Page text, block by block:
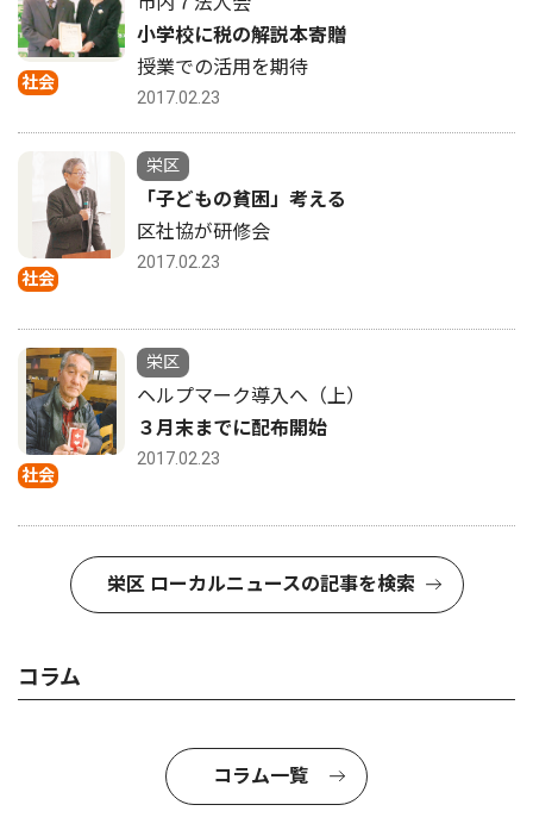
社会
小学校に税の解説本寄贈
授業での活用を期待
2017.02.23
社会
栄区
「子どもの貧困」考える
区社協が研修会
2017.02.23
社会
栄区
ヘルプマーク導入へ（上）
３月末までに配布開始
2017.02.23
栄区 ローカルニュースの記事を検索
コラム
コラム一覧